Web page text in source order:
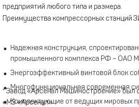
предприятий любого типа и размера.
Преимущества компрессорных
Надежная конструкция,
промышленного комплекса РФ – ОАО
Энергоэффективный винтовой блок
Многофункциональная современная
Комплектующие от ведущих мировых
* Завод «Арсенал Машиностроение» был
«МЗ «Арсенал»